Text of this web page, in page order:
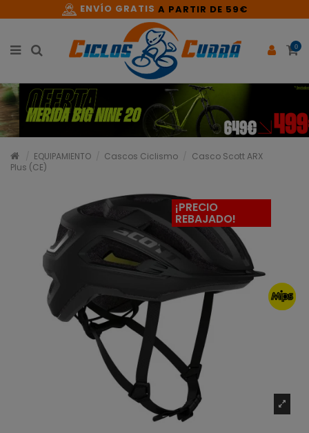
ENVÍO GRATIS A PARTIR DE 59€
0
EQUIPAMIENTO Cascos Ciclismo
Casco Scott ARX
Plus (CE)
¡PRECIO
REBAJADO!